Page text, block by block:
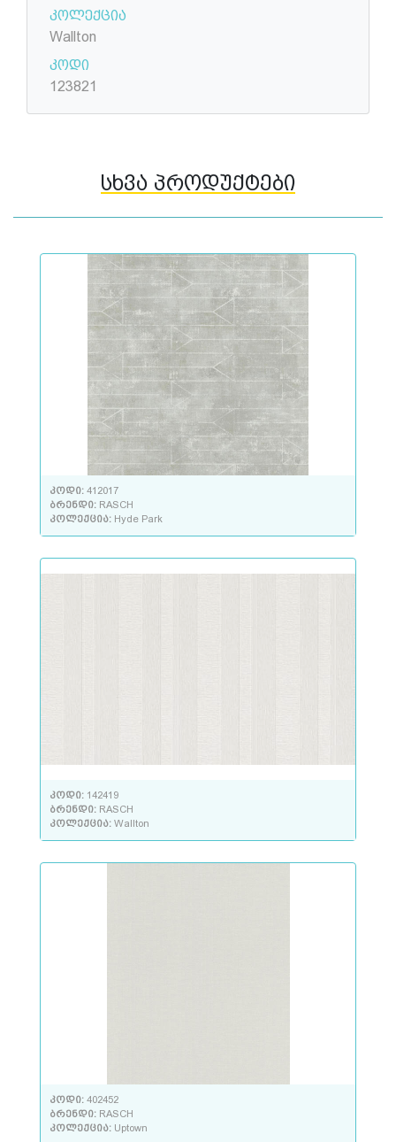
კოლექცია
Wallton
კოდი
123821
სხვა პროდუქტები
კოდი: 412017
ბრენდი: RASCH
კოლექცია: Hyde Park
კოდი: 142419
ბრენდი: RASCH
კოლექცია: Wallton
კოდი: 402452
ბრენდი: RASCH
კოლექცია: Uptown